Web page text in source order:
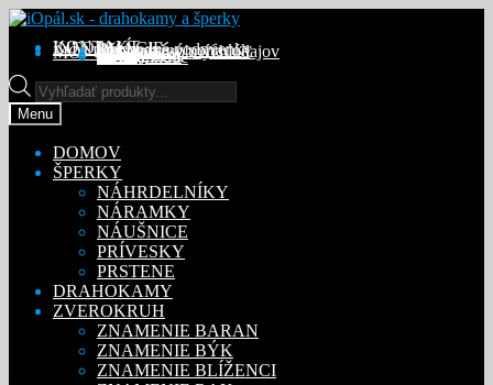
Preskočiť
navigáciu
Preskočiť
obsah
KONTAKT
INFORMÁCIE
Obchodné podmienky
Reklamačný poriadok
Ochrana osobných údajov
MÔJ ÚČETObjednávky
Adresy
Detaily účtu
Na stiahnutie
Products
search
Menu
DOMOV
ŠPERKY
NÁHRDELNÍKY
NÁRAMKY
NÁUŠNICE
PRÍVESKY
PRSTENE
DRAHOKAMY
ZVEROKRUH
ZNAMENIE BARAN
ZNAMENIE BÝK
ZNAMENIE BLÍŽENCI